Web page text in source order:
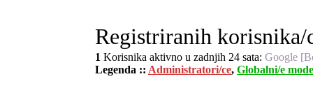
Registriranih korisnika/
1 Korisnika aktivno u zadnjih 24 sata: Google
Legenda :: Administratori/ce, Globalni/e